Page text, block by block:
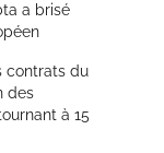
a brisé
contrats du
des
à 15